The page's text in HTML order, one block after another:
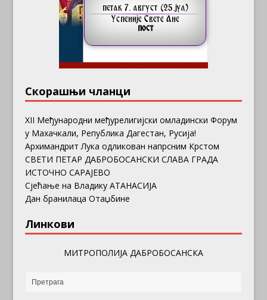
Скорашњи чланци
ХII Међународни међурелигијски омладински Форум
у Махачкали, Република Дагестан, Русија!
Архимандрит Лука одликован напрсним Крстом
СВЕТИ ПЕТАР ДАБРОБОСАНСКИ СЛАВА ГРАДА
ИСТОЧНО САРАЈЕВО
Сјећање на Владику АТАНАСИЈА
Дан бранилаца Отаџбине
Линкови
МИТРОПОЛИЈА ДАБРОБОСАНСКА